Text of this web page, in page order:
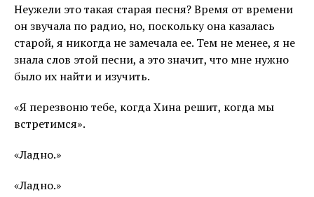
Неужели это такая старая песня? Время от времени
он звучала по радио, но, поскольку она казалась
старой, я никогда не замечала ее. Тем не менее, я не
знала слов этой песни, а это значит, что мне нужно
было их найти и изучить.
«Я перезвоню тебе, когда Хина решит, когда мы
встретимся».
«Ладно.»
«Ладно.»